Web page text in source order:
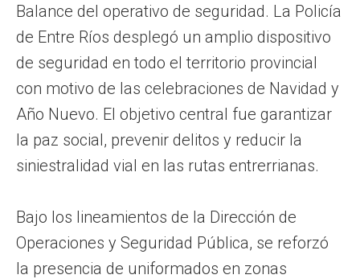
Balance del operativo de seguridad. La Policía
de Entre Ríos desplegó un amplio dispositivo
de seguridad en todo el territorio provincial
con motivo de las celebraciones de Navidad y
Año Nuevo. El objetivo central fue garantizar
la paz social, prevenir delitos y reducir la
siniestralidad vial en las rutas entrerrianas.
Bajo los lineamientos de la Dirección de
Operaciones y Seguridad Pública, se reforzó
la presencia de uniformados en zonas